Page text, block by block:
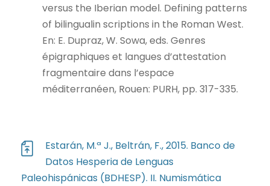
versus the Iberian model. Defining patterns
of bilingualin scriptions in the Roman West.
En: E. Dupraz, W. Sowa, eds. Genres
épigraphiques et langues d’attestation
fragmentaire dans l’espace
méditerranéen, Rouen: PURH, pp. 317-335.
Estarán, M.ª J., Beltrán, F., 2015. Banco de
Datos Hesperia de Lenguas
Paleohispánicas (BDHESP). II. Numismática